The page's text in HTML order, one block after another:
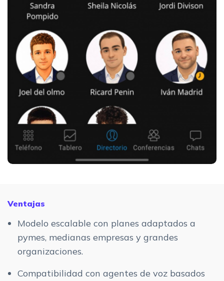
Ventajas
Modelo escalable con planes adaptados a
pymes, medianas empresas y grandes
organizaciones.
Compatibilidad con agentes de voz basados